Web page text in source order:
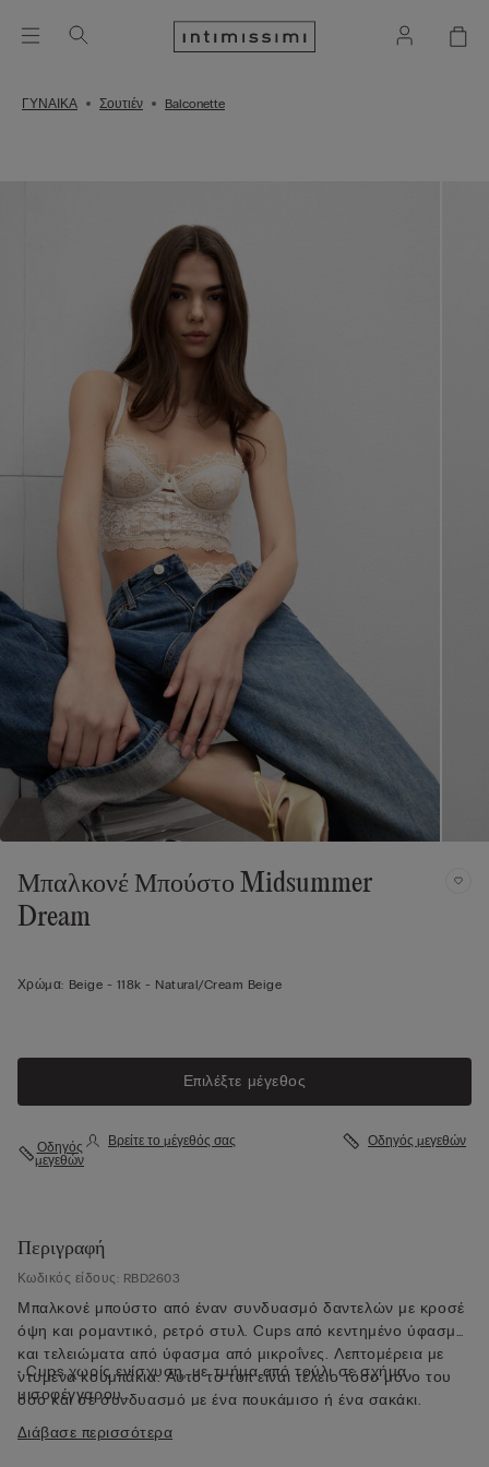
ΓΥΝΑΙΚΑ Σουτιέν Balconette
Μπαλκονέ Μπούστο Midsummer
Dream
Χρώμα: Beige - 118k - Natural/cream Beige
Επιλέξτε μέγεθος
Οδηγός
μεγεθών
Βρείτε το μέγεθός σας Οδηγός μεγεθών
Περιγραφή
Κωδικός είδους: RBD2603
Μπαλκονέ μπούστο από έναν συνδυασμό δαντελών με κροσέ
όψη και ρομαντικό, ρετρό στυλ. Cups από κεντημένο ύφασμα
και τελειώματα από ύφασμα από μικροΐνες. Λεπτομέρεια με
ντυμένα κουμπάκια. Αυτό το τοπ είναι τέλειο τόσο μόνο του
όσο και σε συνδυασμό με ένα πουκάμισο ή ένα σακάκι.
• Cups χωρίς ενίσχυση, με τμήμα από τούλι σε σχήμα
μισοφέγγαρου
• Μικρές πλευρικές μπανέλες
Διάβασε περισσότερα